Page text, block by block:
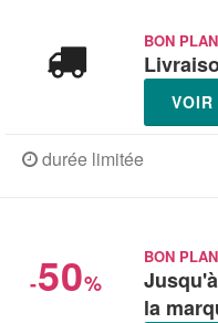
BON PLAN
durée limitée
-50%
BON PLAN
la